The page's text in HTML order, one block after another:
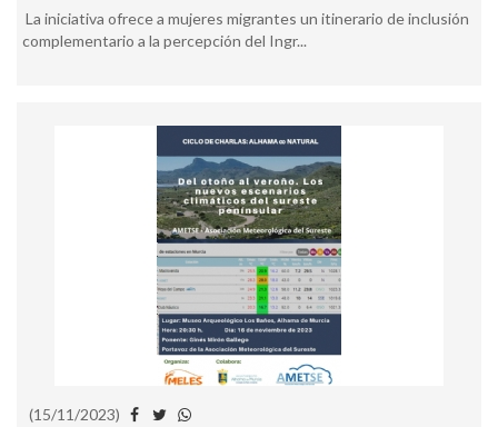
La iniciativa ofrece a mujeres migrantes un itinerario de inclusión
complementario a la percepción del Ingr...
(15/11/2023)